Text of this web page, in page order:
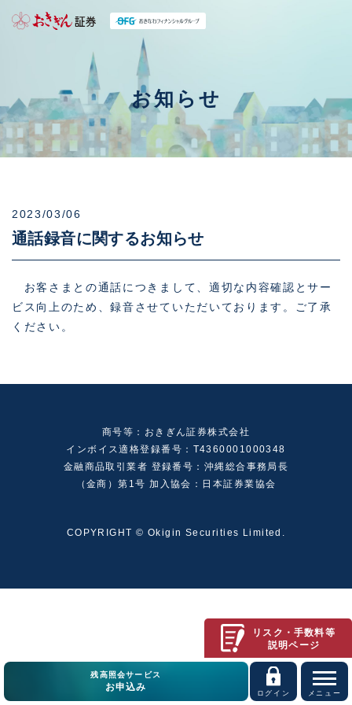
残高照会サービス
お申込み
ログイン メニュー
リスク・手数料等
説明ページ
お知らせ
2023/03/06
通話録音に関するお知らせ
お客さまとの通話につきまして、適切な内容確認とサー
ビス向上のため、録音させていただいております。ご了承
ください。
商号等：おきぎん証券株式会社
インボイス適格登録番号：T4360001000348
金融商品取引業者 登録番号：沖縄総合事務局長
（金商）第1号 加入協会：日本証券業協会
COPYRIGHT © Okigin Securities Limited.